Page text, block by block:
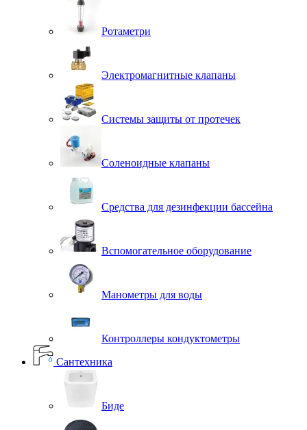
Ротаметри
Электромагнитные клапаны
Системы защиты от протечек
Соленоидные клапаны
Средства для дезинфекции бассейна
Вспомогательное оборудование
Манометры для воды
Контроллеры кондуктометры
Сантехника
Биде